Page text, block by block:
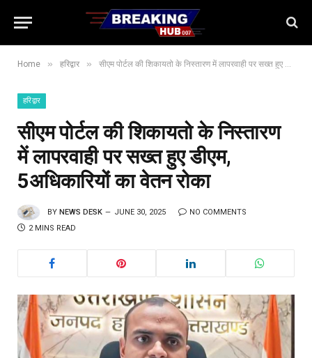
Home » हरिद्वार » सीएम पोर्टल की शिकायतो के निस्तारण में लापरवाही पर सख्त हुए डीएम, 5अधिकारियों का वेतन रोका
हरिद्वार
सीएम पोर्टल की शिकायतो के निस्तारण
में लापरवाही पर सख्त हुए डीएम,
5अधिकारियों का वेतन रोका
BY NEWS DESK JUNE 30, 2025
NO COMMENTS
2 MINS READ